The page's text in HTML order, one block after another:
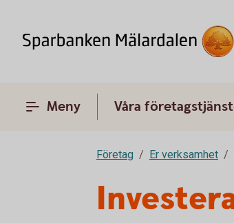
Meny Våra
Företag Er verksamhet